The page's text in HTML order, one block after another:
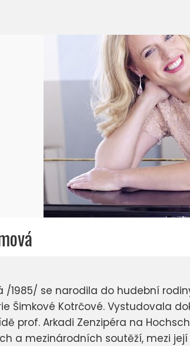
/1985/ se narodila do hudební
Šimkové Kotrčové. Vystudovala
prof. Arkadi Zenzipéra na
a mezinárodních soutěží, mezi